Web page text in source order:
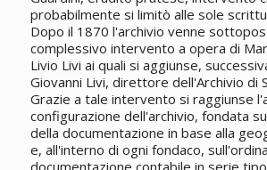
probabilmente si limitò alle sole
Dopo il 1870 l'archivio venne
complessivo intervento a opera di
Livio Livi ai quali si aggiunse,
Giovanni Livi, direttore dell'Archivio di
Grazie a tale intervento si raggiunse
configurazione dell'archivio, fondata
della documentazione in base alla
e, all'interno di ogni fondaco,